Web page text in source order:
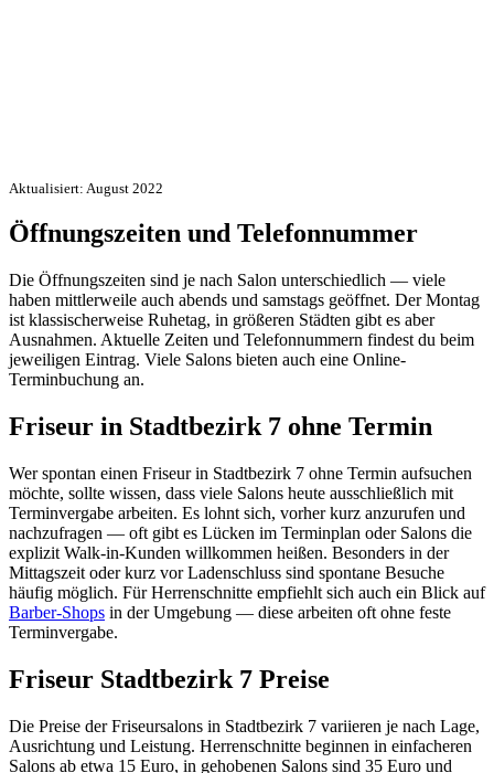
Aktualisiert: August 2022
Öffnungszeiten und Telefonnummer
Die Öffnungszeiten sind je nach Salon unterschiedlich — viele
haben mittlerweile auch abends und samstags geöffnet. Der Montag
ist klassischerweise Ruhetag, in größeren Städten gibt es aber
Ausnahmen. Aktuelle Zeiten und Telefonnummern findest du beim
jeweiligen Eintrag. Viele Salons bieten auch eine Online-
Terminbuchung an.
Friseur in Stadtbezirk 7 ohne Termin
Wer spontan einen Friseur in Stadtbezirk 7 ohne Termin aufsuchen
möchte, sollte wissen, dass viele Salons heute ausschließlich mit
Terminvergabe arbeiten. Es lohnt sich, vorher kurz anzurufen und
nachzufragen — oft gibt es Lücken im Terminplan oder Salons die
explizit Walk-in-Kunden willkommen heißen. Besonders in der
Mittagszeit oder kurz vor Ladenschluss sind spontane Besuche
häufig möglich. Für Herrenschnitte empfiehlt sich auch ein Blick auf
Barber-Shops in der Umgebung — diese arbeiten oft ohne feste
Terminvergabe.
Friseur Stadtbezirk 7 Preise
Die Preise der Friseursalons in Stadtbezirk 7 variieren je nach Lage,
Ausrichtung und Leistung. Herrenschnitte beginnen in einfacheren
Salons ab etwa 15 Euro, in gehobenen Salons sind 35 Euro und